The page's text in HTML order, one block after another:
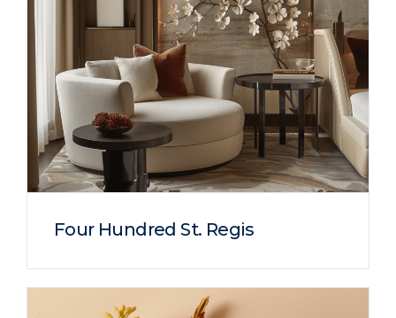
Four Hundred St. Regis